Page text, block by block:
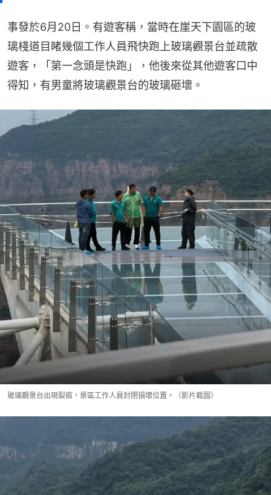
事發於6月20日。有遊客稱，當時在崖天下園區的玻
璃棧道目睹幾個工作人員飛快跑上玻璃觀景台並疏散
遊客，「第一念頭是快跑」，他後來從其他遊客口中
得知，有男童將玻璃觀景台的玻璃砸壞。
玻璃觀景台出現裂痕，景區工作人員封閉損壞位置。（影片截圖）